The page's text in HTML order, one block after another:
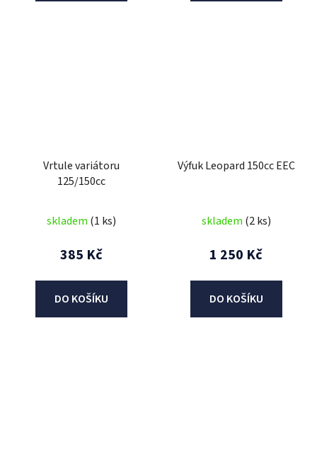
Vrtule variátoru
125/150cc
skladem (1 ks)
385 Kč
DO KOŠÍKU
Výfuk Leopard 150cc EEC
skladem (2 ks)
1 250 Kč
DO KOŠÍKU